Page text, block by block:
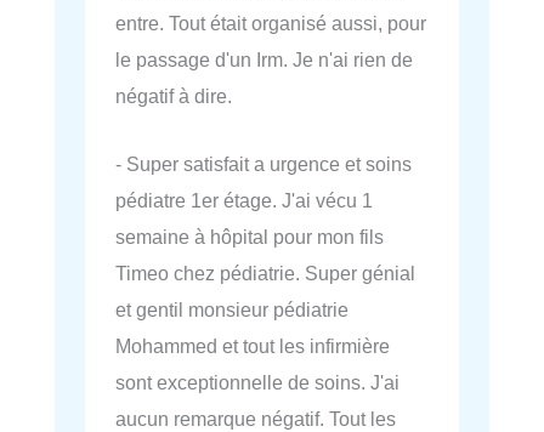
entre. Tout était organisé aussi, pour
le passage d'un Irm. Je n'ai rien de
négatif à dire.
- Super satisfait a urgence et soins
pédiatre 1er étage. J'ai vécu 1
semaine à hôpital pour mon fils
Timeo chez pédiatrie. Super génial
et gentil monsieur pédiatrie
Mohammed et tout les infirmière
sont exceptionnelle de soins. J'ai
aucun remarque négatif. Tout les